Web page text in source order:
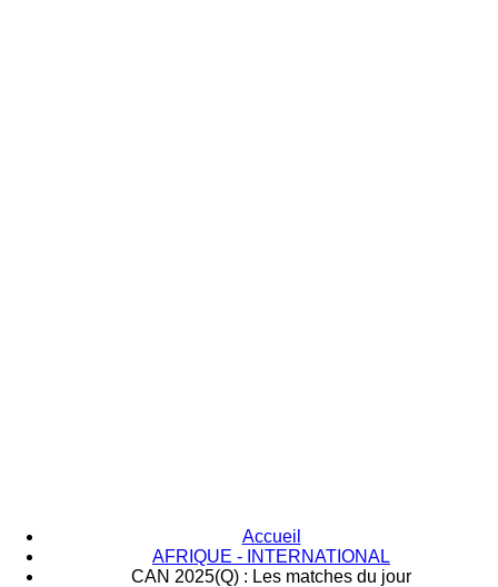
Accueil
AFRIQUE - INTERNATIONAL
CAN 2025(Q) : Les matches du jour